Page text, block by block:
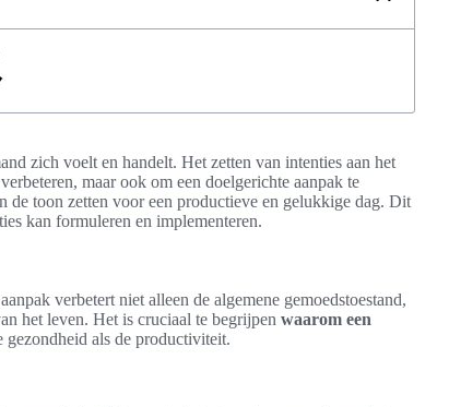
zich voelt en handelt. Het zetten van intenties aan het
maar ook om een doelgerichte aanpak te
de toon zetten voor een productieve en gelukkige dag. Dit
kan formuleren en implementeren.
verbetert niet alleen de algemene gemoedstoestand,
het leven. Het is cruciaal te begrijpen waarom een
als de productiviteit.